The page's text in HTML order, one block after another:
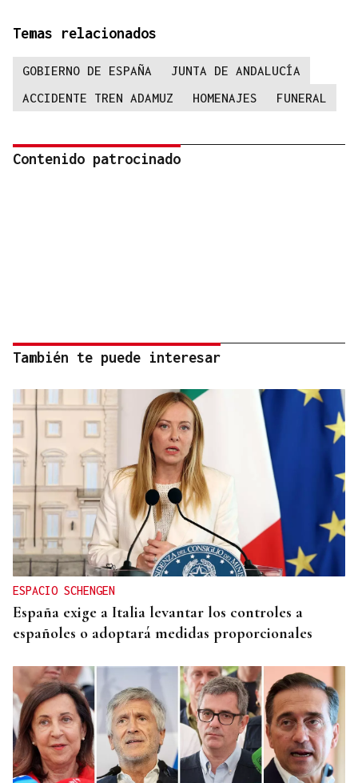
Temas relacionados
GOBIERNO DE ESPAÑA
JUNTA DE ANDALUCÍA
ACCIDENTE TREN ADAMUZ
HOMENAJES FUNERAL
Contenido patrocinado
También te puede interesar
ESPACIO SCHENGEN
España exige a Italia levantar los controles a
españoles o adoptará medidas proporcionales